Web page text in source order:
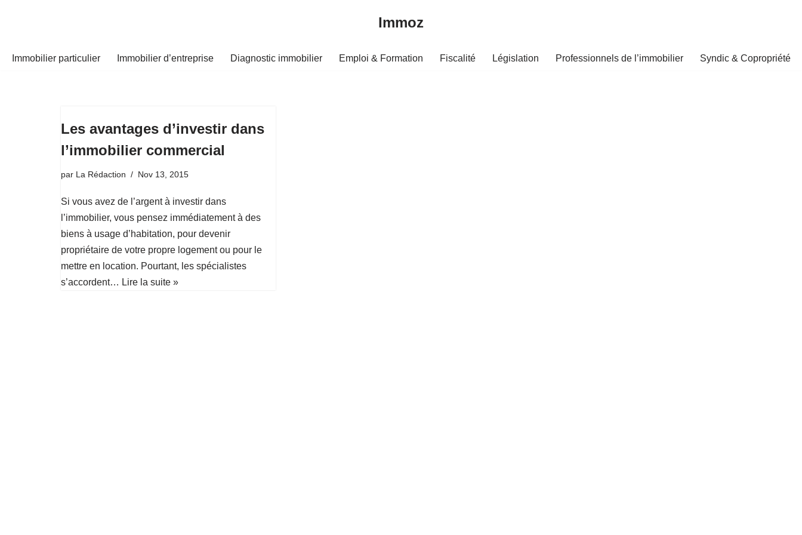
Immoz
Immobilier particulier Immobilier d’entreprise Diagnostic immobilier Emploi & Formation Fiscalité Législation Professionnels de l’immobilier Syndic & Copropriété
Les avantages d’investir dans
l’immobilier commercial
par La Rédaction Nov 13, 2015
Si vous avez de l’argent à investir dans
l’immobilier, vous pensez immédiatement à des
biens à usage d’habitation, pour devenir
propriétaire de votre propre logement ou pour le
mettre en location. Pourtant, les spécialistes
s’accordent… Lire la suite »